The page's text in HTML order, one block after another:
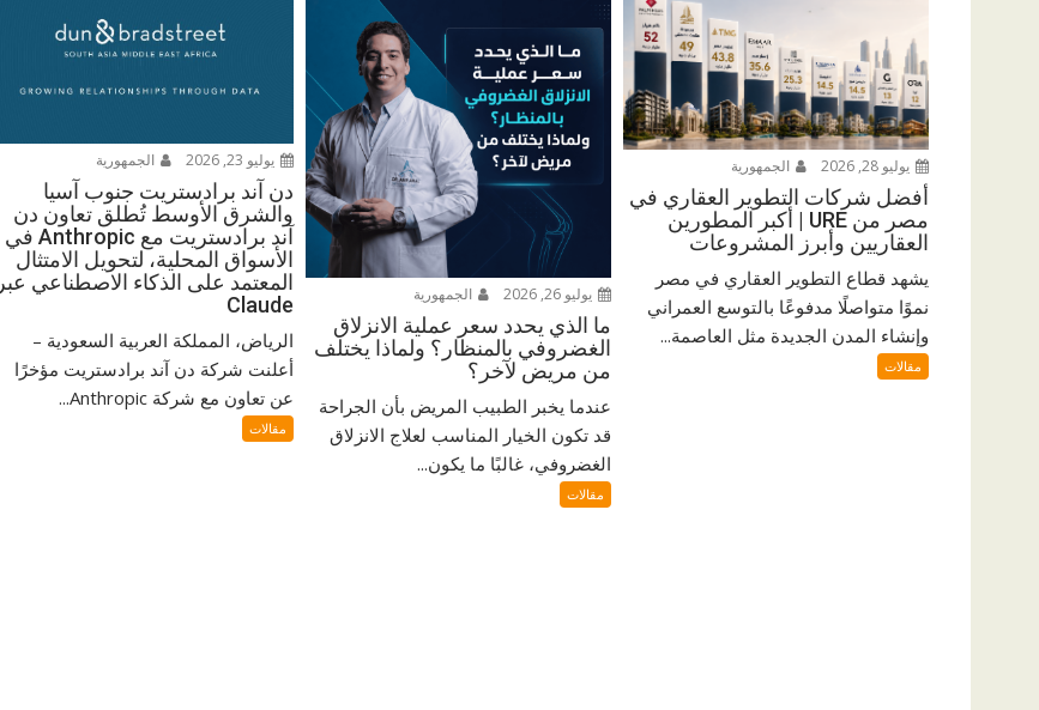
يوليو 28, 2026 الجمهورية
أفضل شركات التطوير العقاري في
مصر من URE | أكبر المطورين
العقاريين وأبرز المشروعات
يشهد قطاع التطوير العقاري في مصر
نموًا متواصلًا مدفوعًا بالتوسع العمراني
وإنشاء المدن الجديدة مثل العاصمة...
مقالات
يوليو 26, 2026 الجمهورية
ما الذي يحدد سعر عملية الانزلاق
الغضروفي بالمنظار؟ ولماذا يختلف
من مريض لآخر؟
عندما يخبر الطبيب المريض بأن الجراحة
قد تكون الخيار المناسب لعلاج الانزلاق
الغضروفي، غالبًا ما يكون...
مقالات
يوليو 23, 2026 الجمهورية
دن آند برادستريت جنوب آسيا
والشرق الأوسط تُطلق تعاون دن
آند برادستريت مع Anthropic في
الأسواق المحلية، لتحويل الامتثال
المعتمد على الذكاء الاصطناعي عبر
Claude
الرياض، المملكة العربية السعودية –
أعلنت شركة دن آند برادستريت مؤخرًا
عن تعاون مع شركة Anthropic...
مقالات